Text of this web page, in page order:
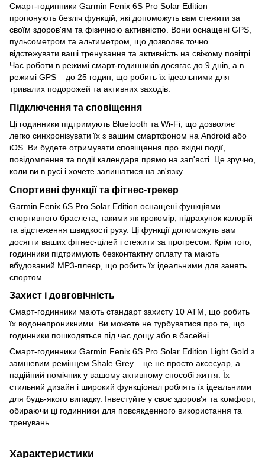
Смарт-годинники Garmin Fenix 6S Pro Solar Edition
пропонують безліч функцій, які допоможуть вам стежити за
своїм здоров'ям та фізичною активністю. Вони оснащені GPS,
пульсометром та альтиметром, що дозволяє точно
відстежувати ваші тренування та активність на свіжому повітрі.
Час роботи в режимі смарт-годинників досягає до 9 днів, а в
режимі GPS – до 25 годин, що робить їх ідеальними для
тривалих подорожей та активних заходів.
Підключення та сповіщення
Ці годинники підтримують Bluetooth та Wi-Fi, що дозволяє
легко синхронізувати їх з вашим смартфоном на Android або
iOS. Ви будете отримувати сповіщення про вхідні події,
повідомлення та події календаря прямо на зап'ясті. Це зручно,
коли ви в русі і хочете залишатися на зв'язку.
Спортивні функції та фітнес-трекер
Garmin Fenix 6S Pro Solar Edition оснащені функціями
спортивного браслета, такими як крокомір, підрахунок калорій
та відстеження швидкості руху. Ці функції допоможуть вам
досягти ваших фітнес-цілей і стежити за прогресом. Крім того,
годинники підтримують безконтактну оплату та мають
вбудований MP3-плеєр, що робить їх ідеальними для занять
спортом.
Захист і довговічність
Смарт-годинники мають стандарт захисту 10 ATM, що робить
їх водонепроникними. Ви можете не турбуватися про те, що
годинники пошкодяться під час дощу або в басейні.
Смарт-годинники Garmin Fenix 6S Pro Solar Edition Light Gold з
замшевим ремінцем Shale Grey – це не просто аксесуар, а
надійний помічник у вашому активному способі життя. Їх
стильний дизайн і широкий функціонал роблять їх ідеальними
для будь-якого випадку. Інвестуйте у своє здоров'я та комфорт,
обираючи ці годинники для повсякденного використання та
тренувань.
Характеристики